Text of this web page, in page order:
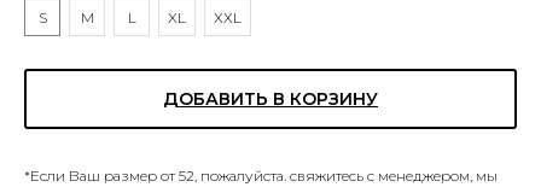
S
M L XL XXL
ДОБАВИТЬ В КОРЗИНУ
*Если Ваш размер от 52, пожалуйста. свяжитесь с менеджером, мы